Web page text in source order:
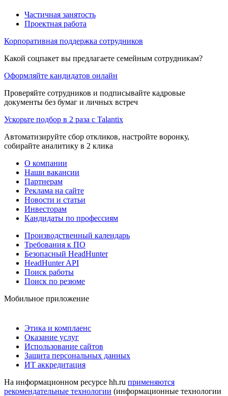
Частичная занятость
Проектная работа
Корпоративная поддержка сотрудников
Какой соцпакет вы предлагаете семейным сотрудникам?
Оформляйте кандидатов онлайн
Проверяйте сотрудников и подписывайте кадровые
документы без бумаг и личных встреч
Ускорьте подбор в 2 раза с Talantix
Автоматизируйте сбор откликов, настройте воронку,
собирайте аналитику в 2 клика
О компании
Наши вакансии
Партнерам
Реклама на сайте
Новости и статьи
Инвесторам
Кандидаты по профессиям
Производственный календарь
Требования к ПО
Безопасный HeadHunter
HeadHunter API
Поиск работы
Поиск по резюме
Мобильное приложение
Этика и комплаенс
Оказание услуг
Использование сайтов
Защита персональных данных
ИТ аккредитация
На информационном ресурсе hh.ru применяются
рекомендательные технологии (информационные технологии